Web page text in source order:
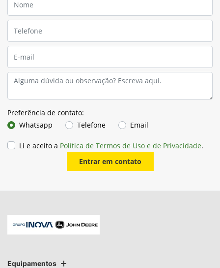
Preferência de contato:
Whatsapp
Telefone Email
Li e aceito a Política de Termos de Uso e de Privacidade.
Entrar em contato
Equipamentos